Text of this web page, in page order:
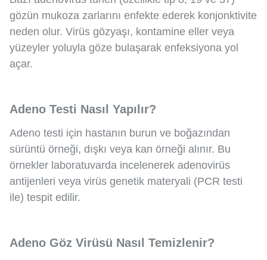
gözün mukoza zarlarını enfekte ederek konjonktivite
neden olur. Virüs gözyaşı, kontamine eller veya
yüzeyler yoluyla göze bulaşarak enfeksiyona yol
açar.
Adeno Testi Nasıl Yapılır?
Adeno testi için hastanın burun ve boğazından
sürüntü örneği, dışkı veya kan örneği alınır. Bu
örnekler laboratuvarda incelenerek adenovirüs
antijenleri veya virüs genetik materyali (PCR testi
ile) tespit edilir.
Adeno Göz Virüsü Nasıl Temizlenir?